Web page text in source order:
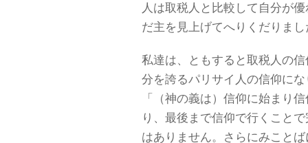
人は取税人と比較して自分が
だ主を見上げてへりくだりまし
私達は、ともすると取税人の
分を誇るパリサイ人の信仰に
「（神の義は）信仰に始まり
り、最後まで信仰で行くこと
はありません。さらにみこと